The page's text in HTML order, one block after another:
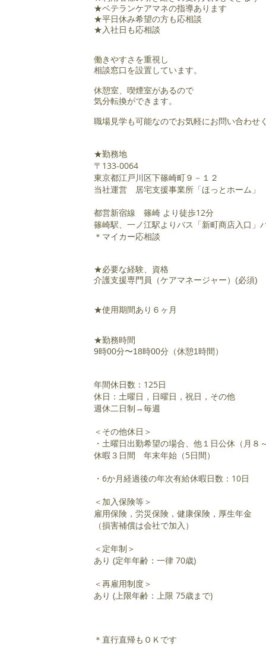
★ベテランケアマネの指導あります
★平日休み希望の方も応相談
★入社日も応相談
働きやすさを重視し
相談窓口を設置しています。
休憩室、喫煙室があるので
気分転換ができます。
職場見学も可能なのでお気軽にお問い合わせ
★勤務地
〒133-0064
東京都江戸川区下篠崎町９－１２
当社運営 居宅支援事業所「ほっとホーム」
都営新宿線 篠崎 より徒歩12分
篠崎駅、一ノ江駅よりバス「新町商店入口」
＊マイカー応相談
★必要な経験、資格
介護支援専門員（ケアマネージャー）(必須)
★使用期間あり６ヶ月
★勤務時間
9時00分〜18時00分（休憩1時間）
年間休日数：125日
休日：土曜日，日曜日，祝日，その他
週休二日制→毎週
＜その他休日＞
・土曜日出勤希望の場合、他１日公休（月
休暇３日間 年末年始（5日間）
・6か月経過後の年次有給休暇日数：10日
＜加入保険等＞
雇用保険，労災保険，健康保険，厚生年金
（損害補償は会社で加入）
＜定年制＞
あり (定年年齢：一律 70歳)
＜再雇用制度＞
あり (上限年齢：上限 75歳まで)
＊直行直帰もＯＫです